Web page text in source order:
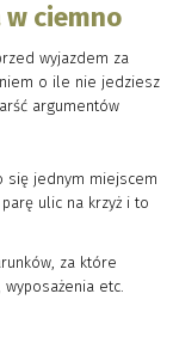
w ciemno
wyjazdem za
o ile nie jedziesz
argumentów
się jednym miejscem
ulic na krzyż i to
za które
etc.